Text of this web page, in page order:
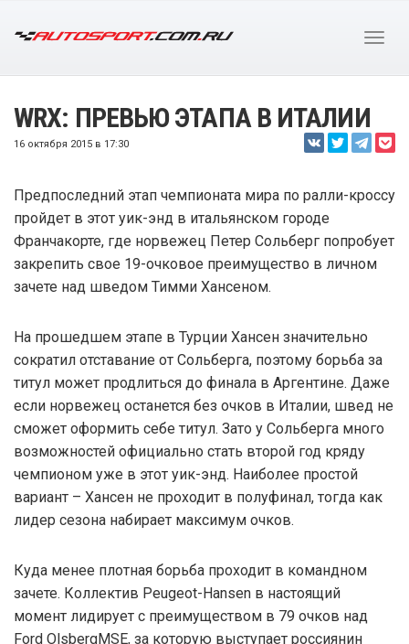
WRX: ПРЕВЬЮ ЭТАПА В ИТАЛИИ
16 октября 2015 в 17:30
Предпоследний этап чемпионата мира по ралли-кроссу
пройдет в этот уик-энд в итальянском городе
Франчакорте, где норвежец Петер Сольберг попробует
закрепить свое 19-очковое преимущество в личном
зачете над шведом Тимми Хансеном.
На прошедшем этапе в Турции Хансен значительно
сократил отставание от Сольберга, поэтому борьба за
титул может продлиться до финала в Аргентине. Даже
если норвежец останется без очков в Италии, швед не
сможет оформить себе титул. Зато у Сольберга много
возможностей официально стать второй год кряду
чемпионом уже в этот уик-энд. Наиболее простой
вариант – Хансен не проходит в полуфинал, тогда как
лидер сезона набирает максимум очков.
Куда менее плотная борьба проходит в командном
зачете. Коллектив Peugeot-Hansen в настоящий
момент лидирует с преимуществом в 79 очков над
Ford OlsbergMSE, за которую выступает россиянин